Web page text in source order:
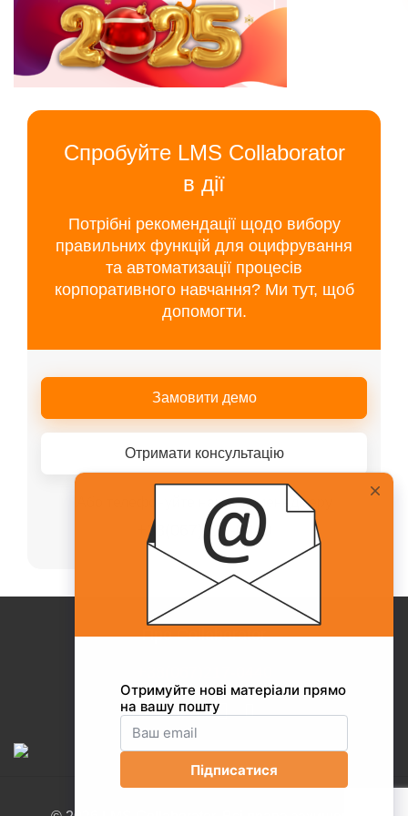
Спробуйте LMS Collaborator
в дії
Потрібні рекомендації щодо вибору
правильних функцій для оцифрування
та автоматизації процесів
корпоративного навчання? Ми тут, щоб
допомогти.
Замовити демо
Отримати консультацію
Або телефонуйте нашому менеджеру
+38(067)217-0440
Про Collaborator